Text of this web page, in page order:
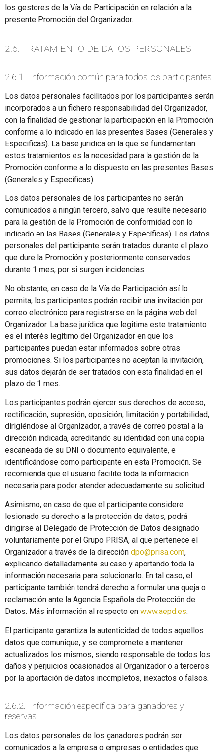
los gestores de la Vía de Participación en relación a la
presente Promoción del Organizador.
2.6. TRATAMIENTO DE DATOS PERSONALES
2.6.1. Información común para todos los participantes
Los datos personales facilitados por los participantes serán
incorporados a un fichero responsabilidad del Organizador,
con la finalidad de gestionar la participación en la Promoción
conforme a lo indicado en las presentes Bases (Generales y
Específicas). La base jurídica en la que se fundamentan
estos tratamientos es la necesidad para la gestión de la
Promoción conforme a lo dispuesto en las presentes Bases
(Generales y Específicas).
Los datos personales de los participantes no serán
comunicados a ningún tercero, salvo que resulte necesario
para la gestión de la Promoción de conformidad con lo
indicado en las Bases (Generales y Específicas). Los datos
personales del participante serán tratados durante el plazo
que dure la Promoción y posteriormente conservados
durante 1 mes, por si surgen incidencias.
No obstante, en caso de la Vía de Participación así lo
permita, los participantes podrán recibir una invitación por
correo electrónico para registrarse en la página web del
Organizador. La base jurídica que legitima este tratamiento
es el interés legítimo del Organizador en que los
participantes puedan estar informados sobre otras
promociones. Si los participantes no aceptan la invitación,
sus datos dejarán de ser tratados con esta finalidad en el
plazo de 1 mes.
Los participantes podrán ejercer sus derechos de acceso,
rectificación, supresión, oposición, limitación y portabilidad,
dirigiéndose al Organizador, a través de correo postal a la
dirección indicada, acreditando su identidad con una copia
escaneada de su DNI o documento equivalente, e
identificándose como participante en esta Promoción. Se
recomienda que el usuario facilite toda la información
necesaria para poder atender adecuadamente su solicitud.
Asimismo, en caso de que el participante considere
lesionado su derecho a la protección de datos, podrá
dirigirse al Delegado de Protección de Datos designado
voluntariamente por el Grupo PRISA, al que pertenece el
Organizador a través de la dirección dpo@prisa.com,
explicando detalladamente su caso y aportando toda la
información necesaria para solucionarlo. En tal caso, el
participante también tendrá derecho a formular una queja o
reclamación ante la Agencia Española de Protección de
Datos. Más información al respecto en www.aepd.es.
El participante garantiza la autenticidad de todos aquellos
datos que comunique, y se compromete a mantener
actualizados los mismos, siendo responsable de todos los
daños y perjuicios ocasionados al Organizador o a terceros
por la aportación de datos incompletos, inexactos o falsos.
2.6.2. Información específica para ganadores y
reservas
Los datos personales de los ganadores podrán ser
comunicados a la empresa o empresas o entidades que